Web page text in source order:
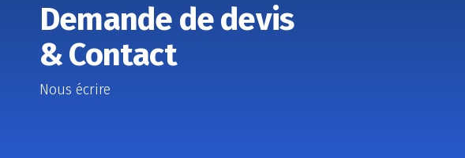
Demande de devis
& Contact
Nous écrire